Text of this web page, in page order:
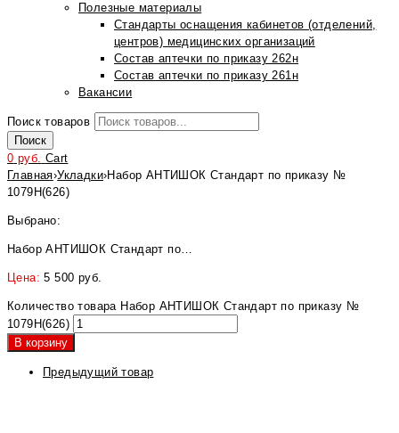
Полезные материалы
Стандарты оснащения кабинетов (отделений,
центров) медицинских организаций
Состав аптечки по приказу 262н
Состав аптечки по приказу 261н
Вакансии
Поиск товаров
Поиск
0 руб. Cart
Главная›Укладки›Набор АНТИШОК Стандарт по приказу №
1079Н(626)
Выбрано:
Набор АНТИШОК Стандарт по…
Цена:5 500 руб.
Количество товара Набор АНТИШОК Стандарт по приказу №
1079Н(626)
В корзину
Предыдущий товар